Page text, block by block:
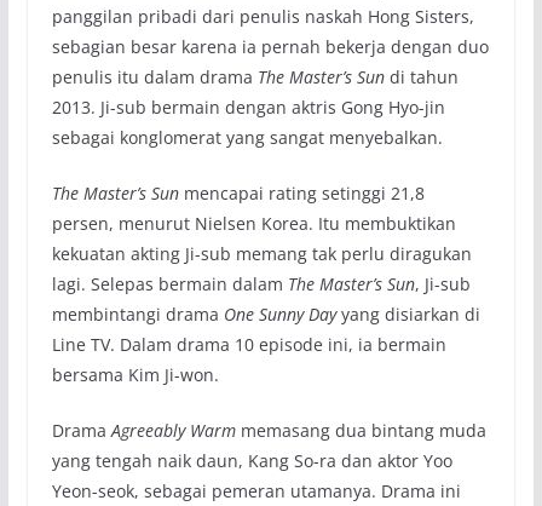
panggilan pribadi dari penulis naskah Hong Sisters,
sebagian besar karena ia pernah bekerja dengan duo
penulis itu dalam drama The Master’s Sundi tahun
2013. Ji-sub bermain dengan aktris Gong Hyo-jin
sebagai konglomerat yang sangat menyebalkan.
The Master’s Sunmencapai rating setinggi 21,8
persen, menurut Nielsen Korea. Itu membuktikan
kekuatan akting Ji-sub memang tak perlu diragukan
lagi. Selepas bermain dalam The Master’s Sun, Ji-sub
membintangi drama One Sunny Dayyang disiarkan di
Line TV. Dalam drama 10 episode ini, ia bermain
bersama Kim Ji-won.
Drama Agreeably Warmmemasang dua bintang muda
yang tengah naik daun, Kang So-ra dan aktor Yoo
Yeon-seok, sebagai pemeran utamanya. Drama ini